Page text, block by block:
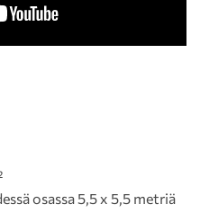
osassa 5,5 x 5,5 metriä